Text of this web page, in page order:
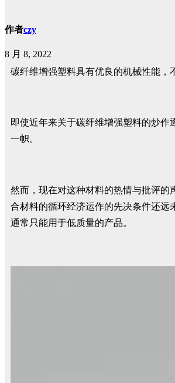
作者czy
8 月 8, 2022
碳纤维增强塑料具有优良的机械性能，
即使近年来关于碳纤维增强塑料的炒
一帜。
然而，现在对这种材料的热情与批评的
合材料的循环经济运作的先决条件还远
通常只能用于低质量的产品。